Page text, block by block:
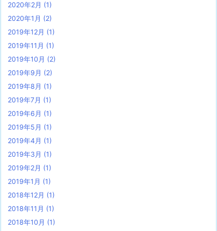
2020年2月 (1)
2020年1月 (2)
2019年12月 (1)
2019年11月 (1)
2019年10月 (2)
2019年9月 (2)
2019年8月 (1)
2019年7月 (1)
2019年6月 (1)
2019年5月 (1)
2019年4月 (1)
2019年3月 (1)
2019年2月 (1)
2019年1月 (1)
2018年12月 (1)
2018年11月 (1)
2018年10月 (1)